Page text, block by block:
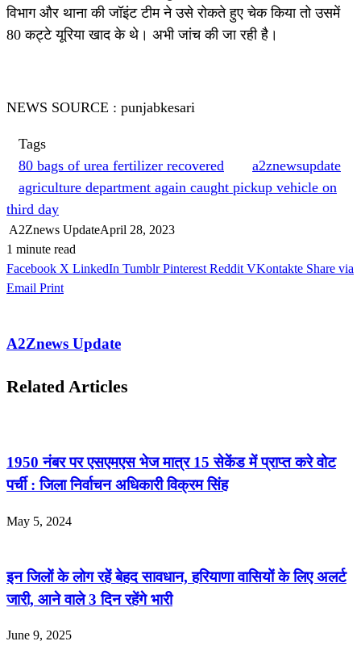
विभाग और थाना की जॉइंट टीम ने उसे रोकते हुए चेक किया तो उसमें
80 कट्टे यूरिया खाद के थे। अभी जांच की जा रही है।
NEWS SOURCE : punjabkesari
Tags
80 bags of urea fertilizer recovered
a2znewsupdate
agriculture department again caught pickup vehicle on
third day
A2Znews UpdateApril 28, 2023
1 minute read
Facebook X LinkedIn Tumblr Pinterest Reddit VKontakte Share via
Email Print
A2Znews Update
Related Articles
1950 नंबर पर एसएमएस भेज मात्र 15 सेकेंड में प्राप्त करे वोट
पर्ची : जिला निर्वाचन अधिकारी विक्रम सिंह
May 5, 2024
इन जिलों के लोग रहें बेहद सावधान, हरियाणा वासियों के लिए अलर्ट
जारी, आने वाले 3 दिन रहेंगे भारी
June 9, 2025